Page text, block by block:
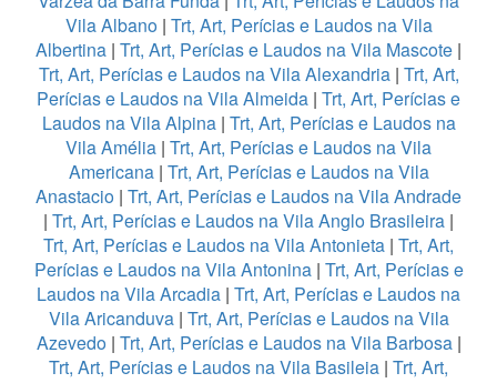
Vila Albano| Trt, Art, Perícias e Laudos na Vila
Albertina | Trt, Art, Perícias e Laudos na Vila Mascote |
Trt, Art, Perícias e Laudos na Vila Alexandria| Trt, Art,
Perícias e Laudos na Vila Almeida | Trt, Art, Perícias e
Laudos na Vila Alpina | Trt, Art, Perícias e Laudos na
Vila Amélia | Trt, Art, Perícias e Laudos na Vila
Americana| Trt, Art, Perícias e Laudos na Vila
Anastacio | Trt, Art, Perícias e Laudos na Vila Andrade
| Trt, Art, Perícias e Laudos na Vila Anglo Brasileira |
Trt, Art, Perícias e Laudos na Vila Antonieta | Trt, Art,
Perícias e Laudos na Vila Antonina| Trt, Art, Perícias e
Laudos na Vila Arcadia | Trt, Art, Perícias e Laudos na
Vila Aricanduva| Trt, Art, Perícias e Laudos na Vila
Azevedo| Trt, Art, Perícias e Laudos na Vila Barbosa|
Trt, Art, Perícias e Laudos na Vila Basileia | Trt, Art,